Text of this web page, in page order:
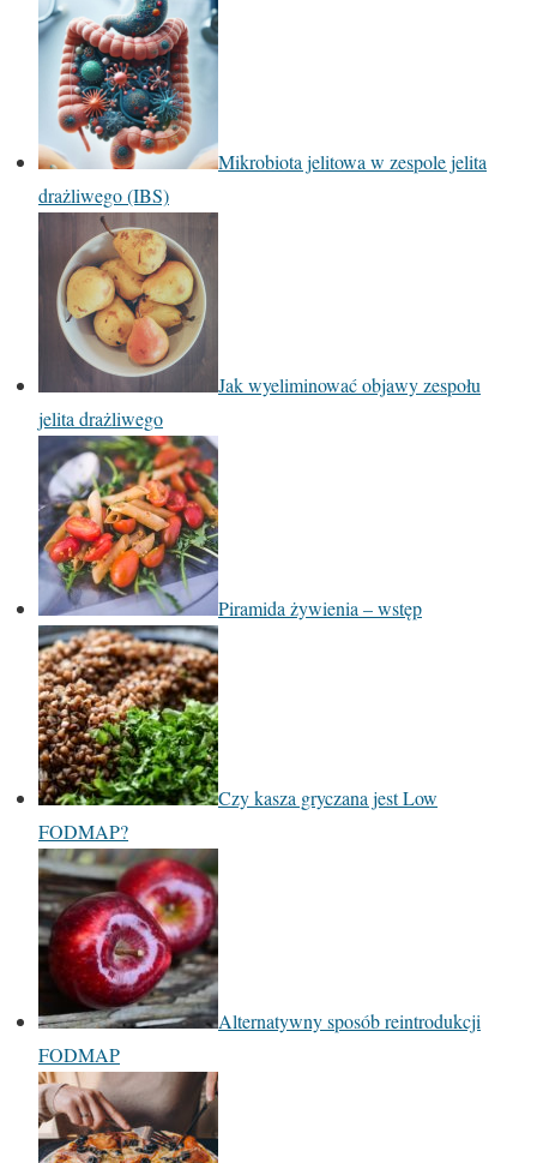
Mikrobiota jelitowa w zespole jelita
drażliwego (IBS)
Jak wyeliminować objawy zespołu
jelita drażliwego
Piramida żywienia – wstęp
Czy kasza gryczana jest Low
FODMAP?
Alternatywny sposób reintrodukcji
FODMAP